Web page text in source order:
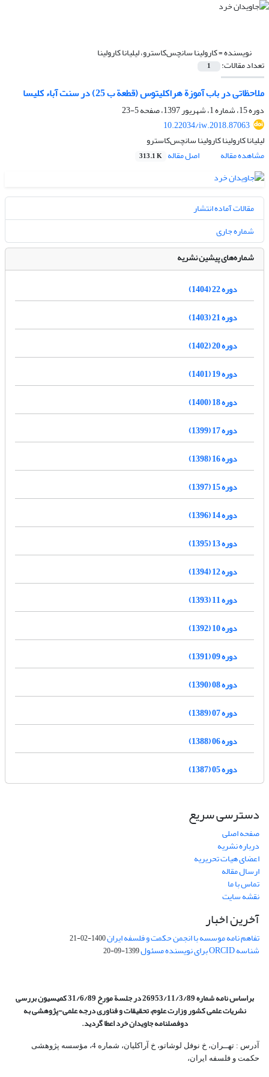
نویسنده =کارولینا سانچس‌کاسترو، لیلیانا کارولینا
تعداد مقالات: 1
ملاحظاتی در باب آموزة هراکلیتوس (قطعة ب 25) در سنت آباء کلیسا
دوره 15، شماره 1، شهریور 1397، صفحه
5-23
10.22034/iw.2018.87063
لیلیانا کارولینا کارولینا سانچس‌کاسترو
مشاهده مقاله
اصل مقاله 313.1 K
مقالات آماده انتشار
شماره جاری
شماره‌های پیشین نشریه
دوره 22 (1404)
دوره 21 (1403)
دوره 20 (1402)
دوره 19 (1401)
دوره 18 (1400)
دوره 17 (1399)
دوره 16 (1398)
دوره 15 (1397)
دوره 14 (1396)
دوره 13 (1395)
دوره 12 (1394)
دوره 11 (1393)
دوره 10 (1392)
دوره 09 (1391)
دوره 08 (1390)
دوره 07 (1389)
دوره 06 (1388)
دوره 05 (1387)
دسترسی سریع
صفحه اصلی
درباره نشریه
اعضای هیات تحریریه
ارسال مقاله
تماس با ما
نقشه سایت
آخرین اخبار
تفاهم نامه موسسه با انجمن حکمت و فلسفه ایران1400-02-21
شناسه ORCID برای نویسنده مسئول 1399-09-20
براساس نامه شماره 26953/11/3/89 در جلسة مورخ 31/6/89 کمیسیون
بررسی
نشریات علمی کشور وزارت علوم، تحقیقات و فناوری درجه علمی‌-پژوهشیبه
دوفصلنامه جاویدان خرد اعطا گردید.
آدرس : تهــران، خ نوفل لوشاتو، خ آراکلیان، شماره 4،‌ مؤسسه پژوهشی
حکمت و فلسفه ایران،‌